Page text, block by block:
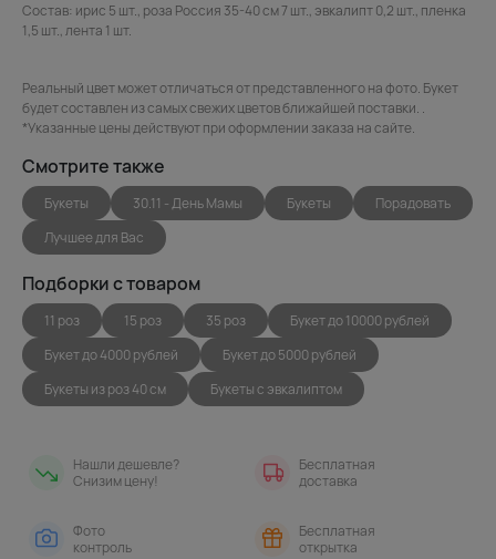
Состав: ирис 5 шт., роза Россия 35-40 см 7 шт., эвкалипт 0,2 шт., пленка
1,5 шт., лента 1 шт.
Реальный цвет может отличаться от представленного на фото. Букет
будет составлен из самых свежих цветов ближайшей поставки. .
*Указанные цены действуют при оформлении заказа на сайте.
Смотрите также
Букеты 30.11 - День Мамы Букеты
Порадовать
Лучшее для Вас
Подборки с товаром
11 роз 15 роз 35 роз
Букет до 10000 рублей
Букет до 4000 рублей
Букет до 5000 рублей
Букеты из роз 40 см
Букеты с эвкалиптом
Нашли дешевле?
Снизим цену!
Бесплатная
доставка
Фото
контроль
Бесплатная
открытка